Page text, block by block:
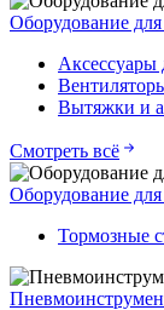
Оборудование
Аксессуары
Вытяжки и
Смотреть всё
Оборудование
Тормозные